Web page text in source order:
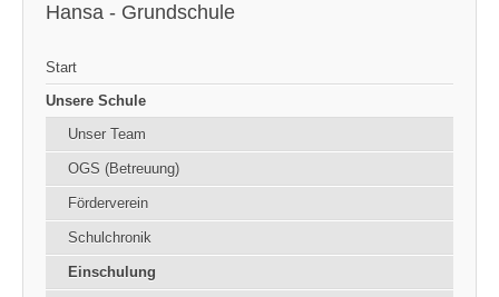
Hansa - Grundschule
Start
Unsere Schule
Unser Team
OGS (Betreuung)
Förderverein
Schulchronik
Einschulung